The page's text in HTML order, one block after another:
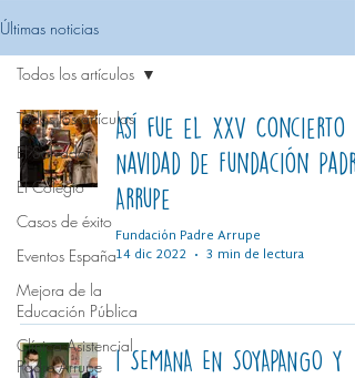
Últimas noticias
Todos los artículos
El Salvador
El Colegio
Casos de éxito
Eventos España
Mejora de la
Educación Pública
Clínica Asistencial
Padre Arrupe
Todos los artículos
Así fue el XXV Concierto
Navidad de Fundación Padre
Arrupe
Fundación Padre Arrupe
14 dic 2022
3 min de lectura
1 SEMANA EN SOYAPANGO Y